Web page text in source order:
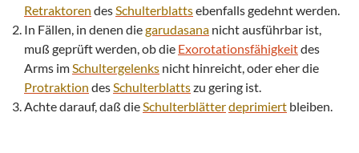
Retraktoren desSchulterblattsebenfalls gedehnt werden.
In Fällen, in denen diegarudasana nicht ausführbar ist,
muß geprüft werden, ob die Exorotationsfähigkeitdes
Arms imSchultergelenks nicht hinreicht, oder eher die
Protraktion desSchulterblattszu gering ist.
Achte darauf, daß dieSchulterblätterdeprimiert bleiben.